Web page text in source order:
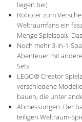
liegen bei)
Roboter zum
Weltraumfans ein
Menge Spielspaß.
Noch mehr 3-in-1-
Abenteuer mit
Sets
LEGO® Creator
verschiedene
bauen, die unter
Abmessungen: Der
teiligen Weltraum-